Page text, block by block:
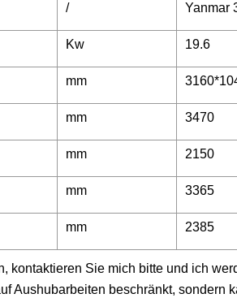
/ Yanmar
Kw 19.6
mm
mm 3470
mm 2150
mm 3365
mm 2385
kontaktieren Sie mich bitte und ich
Aushubarbeiten beschränkt, sondern